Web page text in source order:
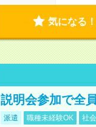
気になる！
説明会参加で全
派遣 職種未経験OK 社